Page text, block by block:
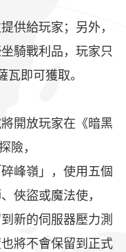
供給玩家；另外，
騎戰利品，玩家只
瓦即可獲取。
開放玩家在《暗黑
險，
峰嶺」，使用五個
俠盜或魔法使，
新的伺服器壓力測
將不會保留到正式